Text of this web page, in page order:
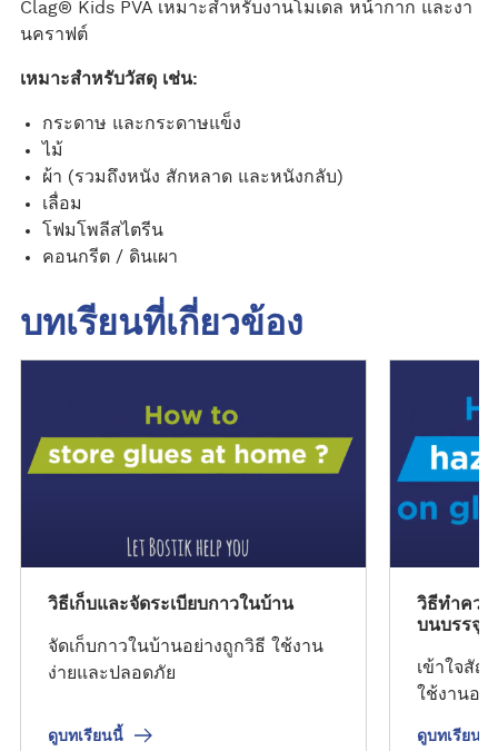
Clag® Kids PVA เหมาะสำหรับงานโมเดล หน้ากาก และงา
นคราฟต์
เหมาะสำหรับวัสดุ เช่น:
กระดาษ และกระดาษแข็ง
ไม้
ผ้า (รวมถึงหนัง สักหลาด และหนังกลับ)
เลื่อม
โฟมโพลีสไตรีน
คอนกรีต / ดินเผา
บทเรียนที่เกี่ยวข้อง
รี
วิธีเก็บและจัดระเบียบกาวในบ้าน
จัดเก็บกาวในบ้านอย่างถูกวิธี ใช้งาน
ง่ายและปลอดภัย
ดูบทเรียนนี้
รี
ย
วิธีทำคว
บนบรรจุ
เข้าใจสั
ใช้งานอย่
ดูบทเรียนนี้